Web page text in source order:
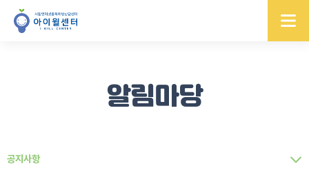
알림마당
공지사항